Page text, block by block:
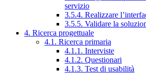
servizio
3.5.4. Realizzare
3.5.5. Validare la
4. Ricerca progettuale
4.1. Ricerca primaria
4.1.1. Interviste
4.1.2. Questionari
4.1.3. Test di usabilità